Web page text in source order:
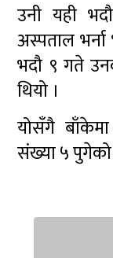
उनी यही
अस्पताल
भदौ ९ गते
थियो ।
योसँगै
संख्या ५